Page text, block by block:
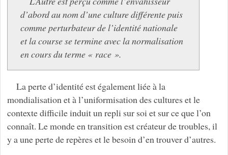
d’abord au nom d’une culture différente puis
comme perturbateur de l’identité nationale
et la course se termine avec la normalisation
en cours du terme « race ».
La perte d’identité est également liée à la
mondialisation et à l’uniformisation des cultures et le
contexte difficile induit un repli sur soi et sur ce que l’on
connaît. Le monde en transition est créateur de troubles, il
y a une perte de repères et le besoin d’en trouver d’autres.